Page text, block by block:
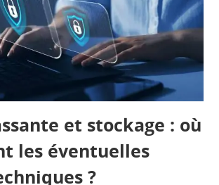
et stockage : où
les éventuelles
?